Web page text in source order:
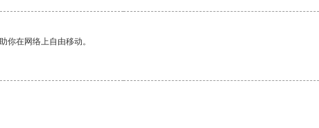
你在网络上自由移动。